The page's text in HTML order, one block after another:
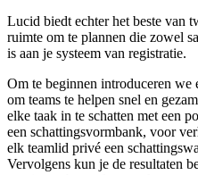
Lucid biedt echter het beste van
ruimte om te plannen die zowel
is aan je systeem van registratie.
Om te beginnen introduceren we
om teams te helpen snel en
elke taak in te schatten met een
een schattingsvormbank, voor
elk teamlid privé een
Vervolgens kun je de resultaten